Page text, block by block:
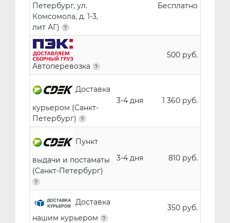
Петербург, ул.
Комсомола, д. 1-3,
лит АГ)
Бесплатно
Автоперевозка
500 руб.
Доставка
курьером (Санкт-
Петербург)
3-4 дня 1 360 руб.
Пункт
выдачи и постаматы
(Санкт-Петербург)
3-4 дня 810 руб.
Доставка
нашим курьером
350 руб.